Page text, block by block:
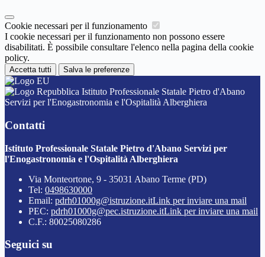
Cookie necessari per il funzionamento
I cookie necessari per il funzionamento non possono essere
disabilitati. È possibile consultare l'elenco nella pagina della cookie
policy.
Accetta tutti Salva le preferenze
Istituto Professionale Statale Pietro d'Abano
Servizi per l'Enogastronomia e l'Ospitalità Alberghiera
Contatti
Istituto Professionale Statale Pietro d'Abano Servizi per
l'Enogastronomia e l'Ospitalità Alberghiera
Via Monteortone, 9 - 35031 Abano Terme (PD)
Tel: 0498630000
Email: pdrh01000g@istruzione.itLink per inviare una mail
PEC: pdrh01000g@pec.istruzione.itLink per inviare una mail
C.F.: 80025080286
Seguici su